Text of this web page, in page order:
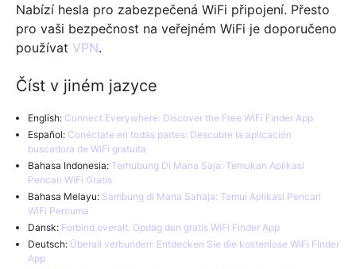
Nabízí hesla pro zabezpečená WiFi připojení. Přesto
pro vaši bezpečnost na veřejném WiFi je doporučeno
používat VPN.
Číst v jiném jazyce
English: Connect Everywhere: Discover the Free WiFi Finder App
Español: Conéctate en todas partes: Descubre la aplicación
buscadora de WiFi gratuita
Bahasa Indonesia: Terhubung Di Mana Saja: Temukan Aplikasi
Pencari WiFi Gratis
Bahasa Melayu: Sambung di Mana Sahaja: Temui Aplikasi Pencari
WiFi Percuma
Dansk: Forbind overalt: Opdag den gratis WiFi Finder App
Deutsch: Überall verbunden: Entdecken Sie die kostenlose WiFi Finder
App